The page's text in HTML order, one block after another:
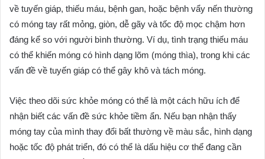
về tuyến giáp, thiếu máu, bệnh gan, hoặc bệnh vẩy nến thường
có móng tay rất mỏng, giòn, dễ gãy và tốc độ mọc chậm hơn
đáng kể so với người bình thường. Ví dụ, tình trạng thiếu máu
có thể khiến móng có hình dạng lõm (móng thìa), trong khi các
vấn đề về tuyến giáp có thể gây khô và tách móng.
Việc theo dõi sức khỏe móng có thể là một cách hữu ích để
nhận biết các vấn đề sức khỏe tiềm ẩn. Nếu bạn nhận thấy
móng tay của mình thay đổi bất thường về màu sắc, hình dạng
hoặc tốc độ phát triển, đó có thể là dấu hiệu cơ thể đang cần